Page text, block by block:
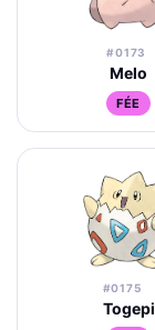
#0173
Melo
FÉE
#0175
Togepi